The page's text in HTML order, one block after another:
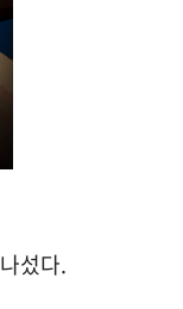
섰다.